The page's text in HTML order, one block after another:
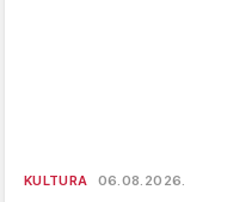
KULTURA 06.08.2026.